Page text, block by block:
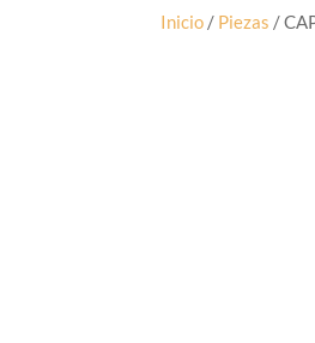
Inicio / Piezas /